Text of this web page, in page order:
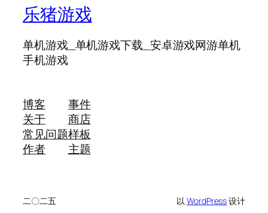
乐猪游戏
单机游戏_单机游戏下载_安卓游戏网游单机
手机游戏
博客
关于
常见问题
作者
事件
商店
样板
主题
二〇二五 以WordPress设计